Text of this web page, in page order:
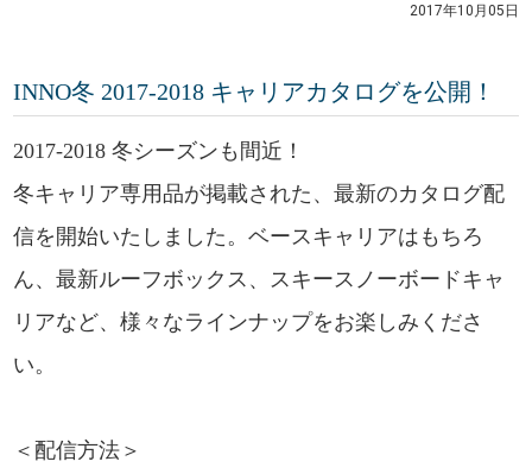
2017年10月05日
INNO冬 2017-2018 キャリアカタログを公開！
2017-2018 冬シーズンも間近！
冬キャリア専用品が掲載された、最新のカタログ配
信を開始いたしました。ベースキャリアはもちろ
ん、最新ルーフボックス、スキースノーボードキャ
リアなど、様々なラインナップをお楽しみくださ
い。
＜配信方法＞